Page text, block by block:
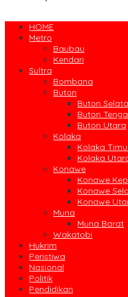
HOME
Metro
Baubau
Kendari
Sultra
Bombana
Buton
Buton
Buton
Buton Utara
Kolaka
Kolaka
Kolaka
Konawe
Konawe
Konawe
Konawe
Muna
Muna Barat
Wakatobi
Hukrim
Peristiwa
Nasional
Politik
Pendidikan